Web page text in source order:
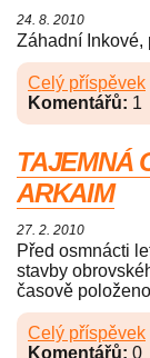
24. 8. 2010
Záhadní Inkové,
Celý příspěvek
Komentářů: 1
TAJEMNÁ
ARKAIM
27. 2. 2010
Před osmnácti
stavby
časově
Celý příspěvek
Komentářů: 0